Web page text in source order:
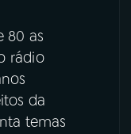
80 as
rádio
da
temas